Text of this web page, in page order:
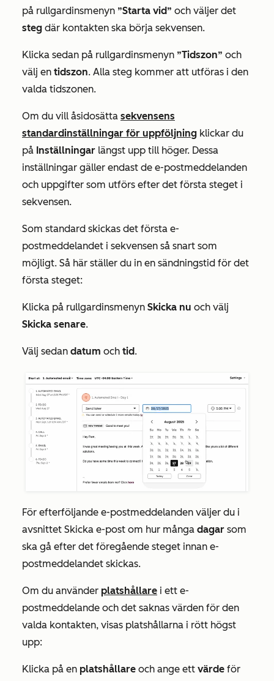
på rullgardinsmenyn ”Starta vid” och väljer det
steg där kontakten ska börja sekvensen.
Klicka sedan på rullgardinsmenyn ”Tidszon” och
välj en tidszon. Alla steg kommer att utföras i den
valda tidszonen.
Om du vill åsidosätta sekvensens
standardinställningar för uppföljning klickar du
på Inställningar längst upp till höger. Dessa
inställningar gäller endast de e-postmeddelanden
och uppgifter som utförs efter det första steget i
sekvensen.
Som standard skickas det första e-
postmeddelandet i sekvensen så snart som
möjligt. Så här ställer du in en sändningstid för det
första steget:
Klicka på rullgardinsmenyn Skicka nu och välj
Skicka senare.
Välj sedan datum och tid.
För efterföljande e-postmeddelanden väljer du i
avsnittet Skicka e-post om hur många dagar som
ska gå efter det föregående steget innan e-
postmeddelandet skickas.
Om du använder platshållare i ett e-
postmeddelande och det saknas värden för den
valda kontakten, visas platshållarna i rött högst
upp:
Klicka på en platshållare och ange ett värde för